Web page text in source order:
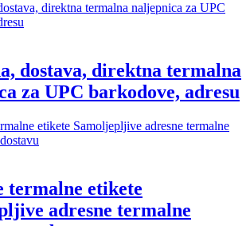
dostava, direktna termalna
za UPC barkodove, adresu
termalne etikete
adresne termalne